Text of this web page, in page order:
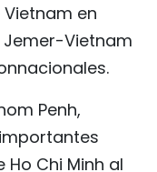
en
Vietnam
Penh,
Chi Minh al